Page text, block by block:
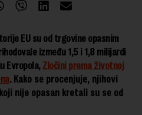
EU su od trgovine opasnim
između 1,5 i 1,8 milijardi
Evropola, Zločini prema životnoj
. Kako se procenjuje, njihovi
nije opasan kretali su se od